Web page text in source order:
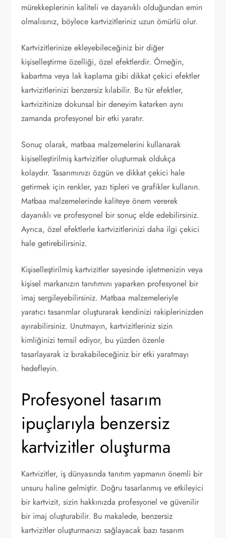
mürekkeplerinin kaliteli ve dayanıklı olduğundan emin
olmalısınız, böylece kartvizitleriniz uzun ömürlü olur.
Kartvizitlerinize ekleyebileceğiniz bir diğer
kişiselleştirme özelliği, özel efektlerdir. Örneğin,
kabartma veya lak kaplama gibi dikkat çekici efektler
kartvizitlerinizi benzersiz kılabilir. Bu tür efektler,
kartvizitinize dokunsal bir deneyim katarken aynı
zamanda profesyonel bir etki yaratır.
Sonuç olarak, matbaa malzemelerini kullanarak
kişiselleştirilmiş kartvizitler oluşturmak oldukça
kolaydır. Tasarımınızı özgün ve dikkat çekici hale
getirmek için renkler, yazı tipleri ve grafikler kullanın.
Matbaa malzemelerinde kaliteye önem vererek
dayanıklı ve profesyonel bir sonuç elde edebilirsiniz.
Ayrıca, özel efektlerle kartvizitlerinizi daha ilgi çekici
hale getirebilirsiniz.
Kişiselleştirilmiş kartvizitler sayesinde işletmenizin veya
kişisel markanızın tanıtımını yaparken profesyonel bir
imaj sergileyebilirsiniz. Matbaa malzemeleriyle
yaratıcı tasarımlar oluşturarak kendinizi rakiplerinizden
ayırabilirsiniz. Unutmayın, kartvizitleriniz sizin
kimliğinizi temsil ediyor, bu yüzden özenle
tasarlayarak iz bırakabileceğiniz bir etki yaratmayı
hedefleyin.
Profesyonel tasarım
ipuçlarıyla benzersiz
kartvizitler oluşturma
Kartvizitler, iş dünyasında tanıtım yapmanın önemli bir
unsuru haline gelmiştir. Doğru tasarlanmış ve etkileyici
bir kartvizit, sizin hakkınızda profesyonel ve güvenilir
bir imaj oluşturabilir. Bu makalede, benzersiz
kartvizitler oluşturmanızı sağlayacak bazı tasarım